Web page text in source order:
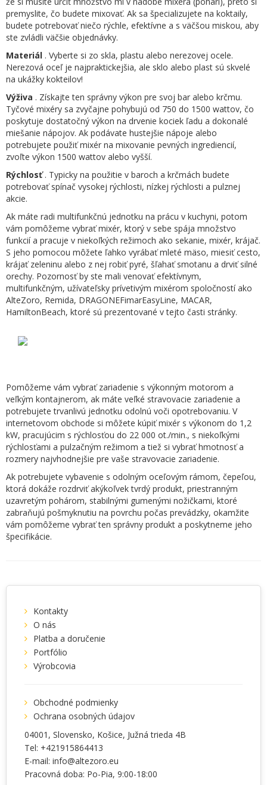
premyslite, čo budete mixovať. Ak sa špecializujete na koktaily,
budete potrebovať niečo rýchle, efektívne a s väčšou miskou, aby
ste zvládli väčšie objednávky.
Materiál . Vyberte si zo skla, plastu alebo nerezovej ocele.
Nerezová oceľ je najpraktickejšia, ale sklo alebo plast sú skvelé
na ukážky kokteilov!
Výživa . Získajte ten správny výkon pre svoj bar alebo krčmu.
Tyčové mixéry sa zvyčajne pohybujú od 750 do 1500 wattov, čo
poskytuje dostatočný výkon na drvenie kociek ľadu a dokonalé
miešanie nápojov. Ak podávate hustejšie nápoje alebo
potrebujete použiť mixér na mixovanie pevných ingrediencií,
zvoľte výkon 1500 wattov alebo vyšší.
Rýchlosť. Typicky na použitie v baroch a krčmách budete
potrebovať spínač vysokej rýchlosti, nízkej rýchlosti a pulznej
akcie.
Ak máte radi multifunkčnú jednotku na prácu v kuchyni, potom
vám pomôžeme vybrať mixér, ktorý v sebe spája množstvo
funkcií a pracuje v niekoľkých režimoch ako sekanie, mixér, krájač.
S jeho pomocou môžete ľahko vyrábať mleté mäso, miesiť cesto,
krájať zeleninu alebo z nej robiť pyré, šľahať smotanu a drviť silné
orechy. Pozornosť by ste mali venovať efektívnym,
multifunkčným, užívateľsky prívetivým mixérom spoločností ako
AlteZoro, Remida, DRAGONEFimarEasyLine, MACAR,
HamiltonBeach, ktoré sú prezentované v tejto časti stránky.
Pomôžeme vám vybrať zariadenie s výkonným motorom a
veľkým kontajnerom, ak máte veľké stravovacie zariadenie a
potrebujete trvanlivú jednotku odolnú voči opotrebovaniu. V
internetovom obchode si môžete kúpiť mixér s výkonom do 1,2
kW, pracujúcim s rýchlosťou do 22 000 ot./min., s niekoľkými
rýchlosťami a pulzačným režimom a tiež si vybrať hmotnosť a
rozmery najvhodnejšie pre vaše stravovacie zariadenie.
Ak potrebujete vybavenie s odolným oceľovým rámom, čepeľou,
ktorá dokáže rozdrviť akýkoľvek tvrdý produkt, priestranným
uzavretým pohárom, stabilnými gumenými nožičkami, ktoré
zabraňujú pošmyknutiu na povrchu počas prevádzky, okamžite
vám pomôžeme vybrať ten správny produkt a poskytneme jeho
špecifikácie.
Kontakty
O nás
Platba a doručenie
Portfólio
Výrobcovia
Obchodné podmienky
Ochrana osobných údajov
04001 , Slovensko, Košice, Južná trieda 4B
Tel: +421915864413
E-mail: info@altezoro.eu
Pracovná doba: Po-Pia, 9:00-18:00